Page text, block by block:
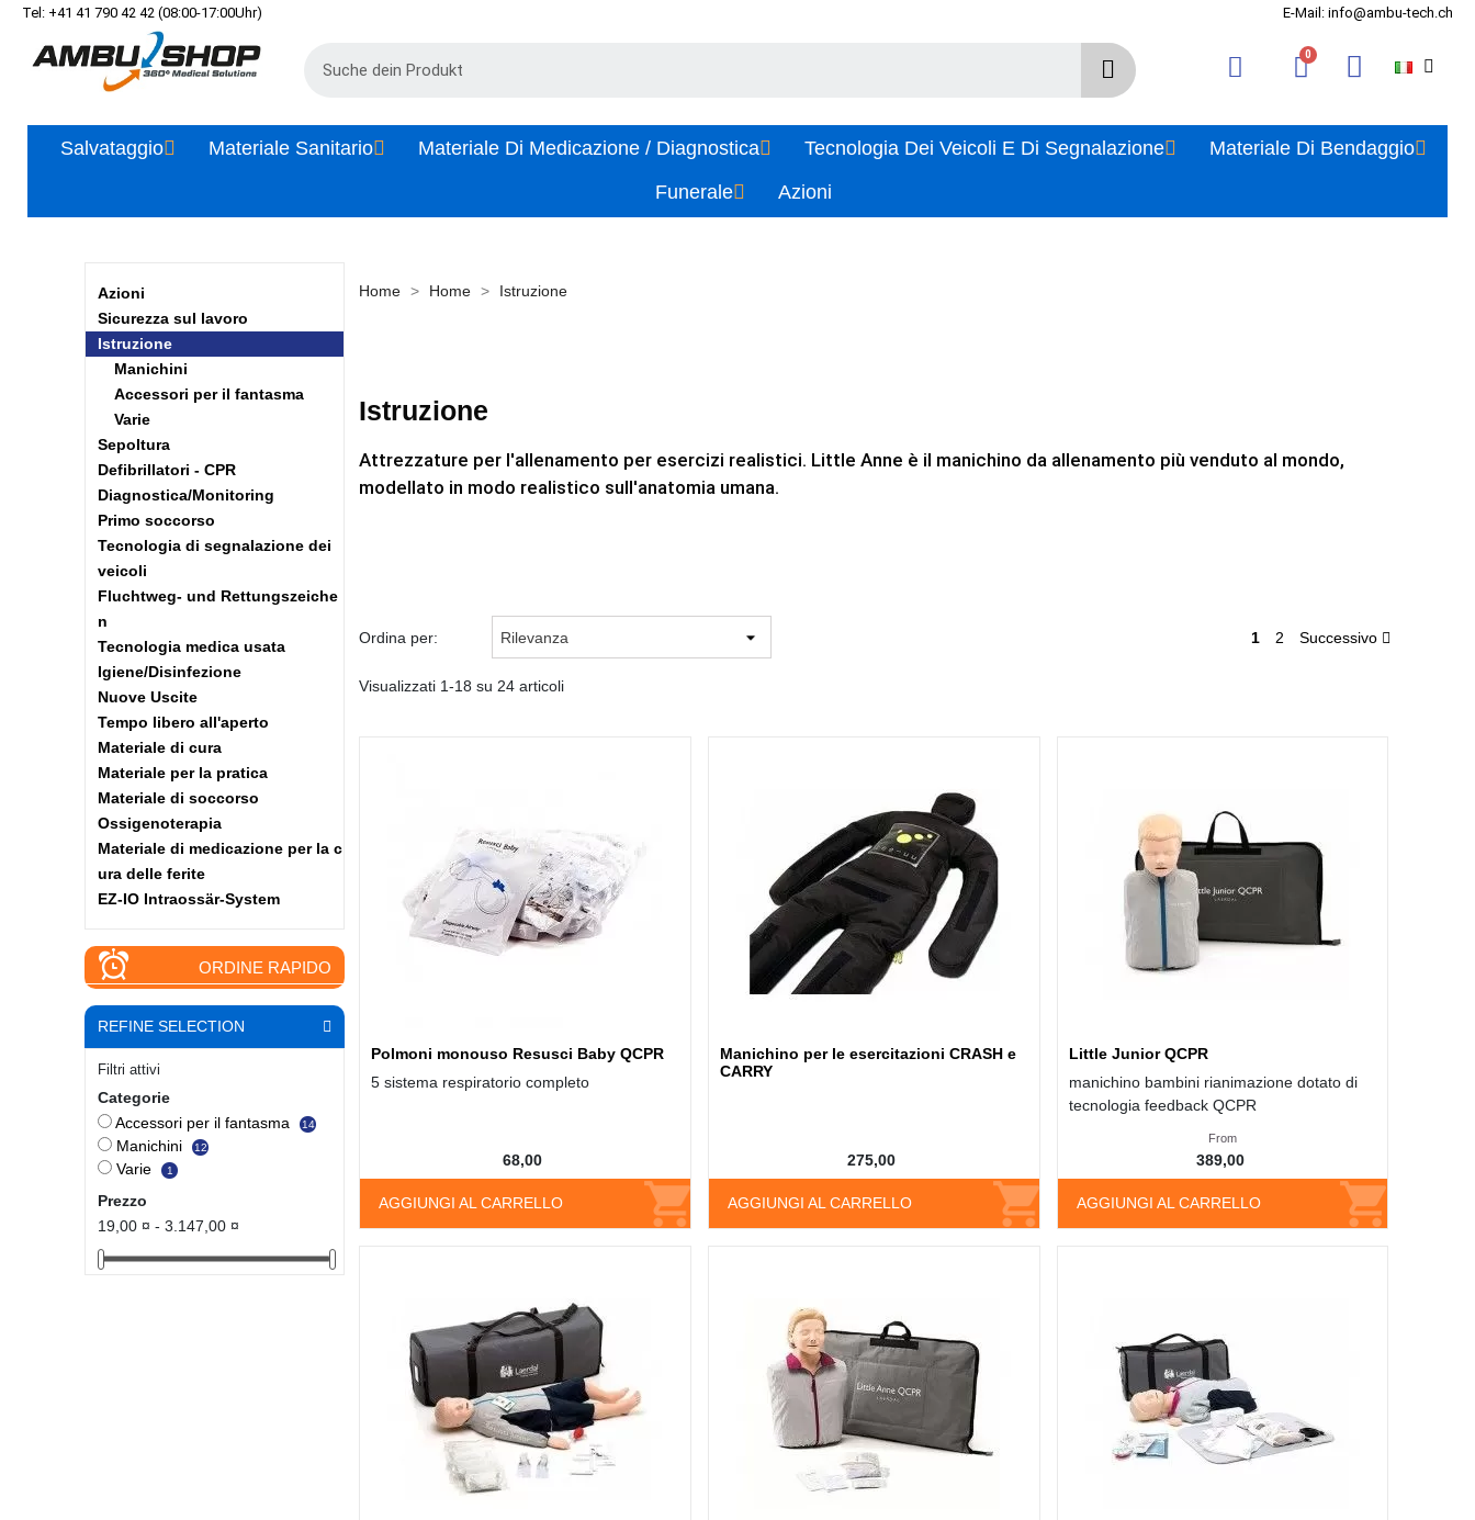
Tel: +41 41 790 42 42 (08:00-17:00Uhr) E-Mail: info@ambu-tech.ch
Salvataggio Materiale Sanitario Materiale Di Medicazione / Diagnostica Tecnologia Dei Veicoli E Di Segnalazione
Materiale Di Bendaggio
Funerale
Azioni
Azioni
Sicurezza sul lavoro
Istruzione
Manichini
Accessori per il fantasma
Varie
Sepoltura
Defibrillatori - CPR
Diagnostica/Monitoring
Primo soccorso
Tecnologia di segnalazione dei
veicoli
Fluchtweg- und Rettungszeiche
n
Tecnologia medica usata
Igiene/Disinfezione
Nuove Uscite
Tempo libero all'aperto
Materiale di cura
Materiale per la pratica
Materiale di soccorso
Ossigenoterapia
Materiale di medicazione per la c
ura delle ferite
EZ-IO Intraossär-System
ORDINE RAPIDO
REFINE SELECTION
Filtri attivi
Categorie
Accessori per il fantasma
14
Manichini 12
Varie 1
Prezzo
19,00 ¤ - 3.147,00 ¤
Home Home Istruzione
Istruzione
Attrezzature per l'allenamento per esercizi realistici. Little Anne è il manichino da allenamento più venduto al mondo,
modellato in modo realistico sull'anatomia umana.
Ordina per: 1 2 Successivo
Visualizzati 1-18 su 24 articoli
Polmoni monouso Resusci Baby QCPR
5 sistema respiratorio completo
AGGIUNGI AL CARRELLO
68,00
Manichino per le esercitazioni CRASH e
CARRY
AGGIUNGI AL CARRELLO
275,00
Little Junior QCPR
manichino bambini rianimazione dotato di
tecnologia feedback QCPR
AGGIUNGI AL CARRELLO
From
389,00